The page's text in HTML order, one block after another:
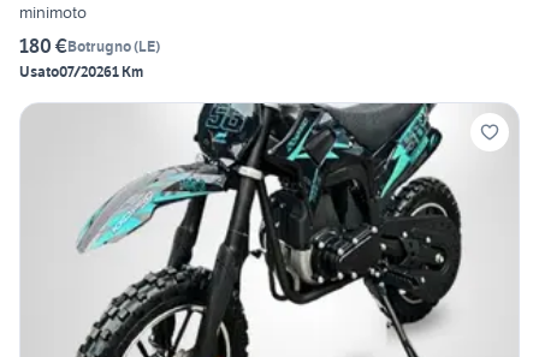
minimoto
180 €Botrugno(LE)
Usato07/20261 Km